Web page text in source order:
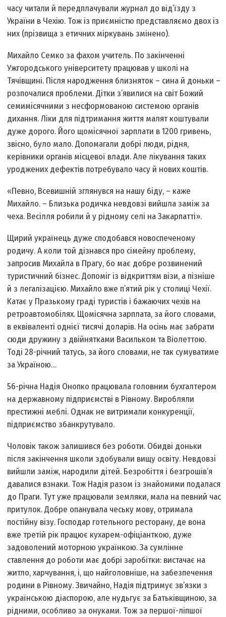
часу читали й передплачували журнал до від’їзду з
України в Чехію. Тож із приємністю представляємо двох із
них (прізвища з етичних міркувань змінено).
Михайло Семко за фахом учитель. По закінченні
Ужгородського університету працював у школі на
Тячівщині. Після народження близняток – сина й доньки –
розпочалися проблеми. Дітки з’явилися на світ Божий
семимісячними з несформованою системою органів
дихання. Ліки для підтримання життя малят коштували
дуже дорого. Його щомісячної зарплати в 1200 гривень,
звісно, було мало. Допомагали добрі люди, рідня,
керівники органів місцевої влади. Але лікування таких
уроджених дефектів потребувало часу й нових коштів.
«Певно, Всевишній зглянувся на нашу біду, – каже
Михайло. – Близька родичка невдовзі вийшла заміж за
чеха. Весілля робили й у рідному селі на Закарпатті».
Щирий українець дуже сподобався новоспеченому
родичу. А коли той дізнався про сімейну проблему,
запросив Михайла в Прагу, бо має добре розвинений
туристичний бізнес. Допоміг із відкриттям візи, а пізніше
й з легалізацією. Михайло вже п’ятий рік у столиці Чехії.
Катає у Празькому граді туристів і бажаючих чехів на
ретроавтомобілях. Щомісячна зарплата, за його словами,
в еквіваленті однієї тисячі доларів. На осінь має забрати
сюди дружину з двійнятками Васильком та Віолеттою.
Тоді 28-річний татусь, за його словами, не так сумуватиме
за Україною…
56-річна Надія Онопко працювала головним бухгалтером
на державному підприємстві в Рівному. Виробляли
престижні меблі. Однак не витримали конкуренції,
підприємство збанкрутувало.
Чоловік також залишився без роботи. Обидві доньки
після закінчення школи здобували вищу освіту. Невдовзі
вийшли заміж, народили дітей. Безробіття і безгрошів’я
давалися взнаки. Тож Надія разом із знайомими подалася
до Праги. Тут уже працювали земляки, мала на певний час
притулок. Добре опанувала чеську мову, отримала
постійну візу. Господар готельного ресторану, де вона
вже третій рік працює кухарем-офіціанткою, дуже
задоволений моторною українкою. За сумлінне
ставлення до роботи має добрі заробітки: вистачає на
житло, харчування, і, що найголовніше, на забезпечення
родини в Рівному. Звичайно, Надія підтримує зв’язки з
українською діаспорою, але нудьгує за Батьківщиною, за
рідними, особливо за онуками. Тож за першої-ліпшої